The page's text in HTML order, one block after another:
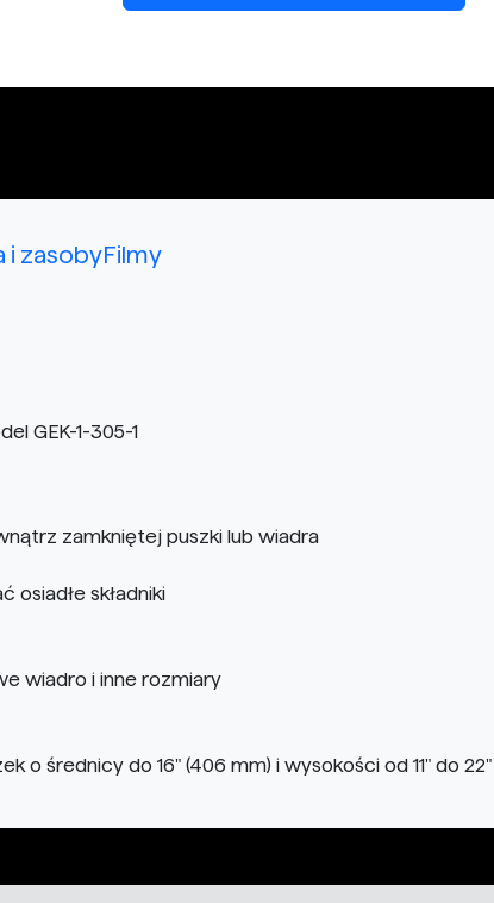
i zasobyFilmy
GEK-1-305-1
zamkniętej puszki lub wiadra
osiadłe składniki
wiadro i inne rozmiary
o średnicy do 16" (406 mm) i wysokości od 11" do